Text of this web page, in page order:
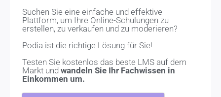
Suchen Sie eine einfache und effektive
Plattform, um Ihre Online-Schulungen zu
erstellen, zu verkaufen und zu moderieren?
Podia ist die richtige Lösung für Sie!
Testen Sie kostenlos das beste LMS auf dem
Markt undwandeln Sie Ihr Fachwissen in
Einkommen um.